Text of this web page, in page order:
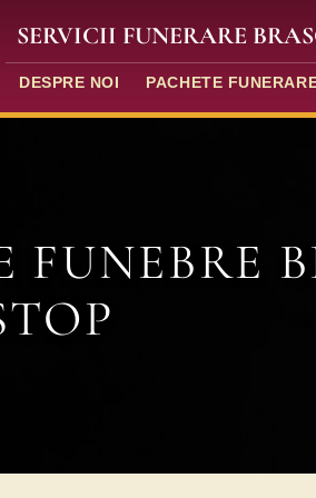
SERVICII FUNERARE
DESPRE NOI PACHETE
FUNEBRE